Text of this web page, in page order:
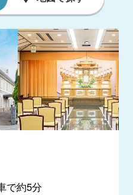
で約5分